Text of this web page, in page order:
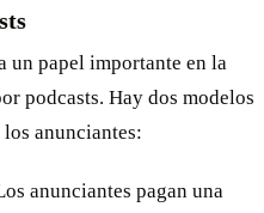
un papel importante en la
podcasts. Hay dos modelos
anunciantes:
anunciantes pagan una